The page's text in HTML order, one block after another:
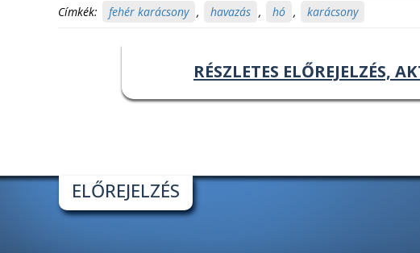
Címkék: fehér karácsony , havazás , hó , karácsony
RÉSZLETES ELŐREJELZÉS,
ELŐREJELZÉS